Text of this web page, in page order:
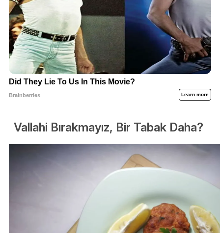
Vallahi Bırakmayız, Bir Tabak Daha?